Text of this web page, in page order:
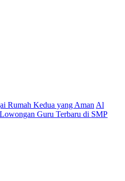
Rumah Kedua yang Aman Al
Lowongan Guru Terbaru di SMP